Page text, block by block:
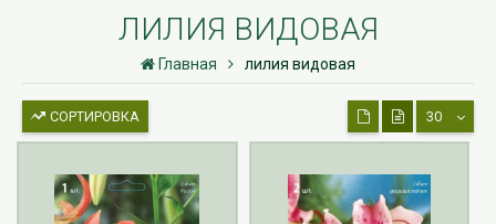
ЛИЛИЯ ВИДОВАЯ
Главная лилия видовая
СОРТИРОВКА 30